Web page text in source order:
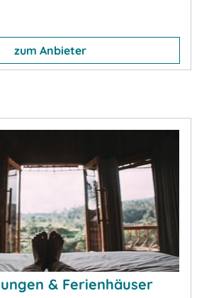
zum Anbieter
& Ferienhäuser